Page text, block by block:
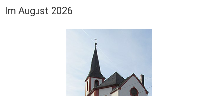
Im August 2026